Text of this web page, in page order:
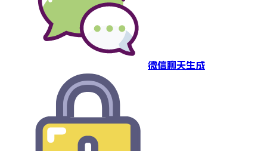
微信聊天生成